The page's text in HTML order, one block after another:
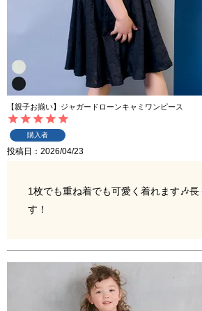
【親子お揃い】ジャガードローンキャミワンピース
購入者
投稿日 2026/04/23
1枚でも重ね着でも可愛く着れます🎶
す！